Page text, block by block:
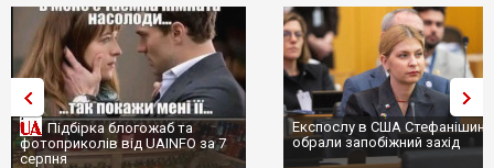
Підбірка блогожаб та
фотоприколів від UAINFO за 7
серпня
Експослу в США
обрали запобіжний захід